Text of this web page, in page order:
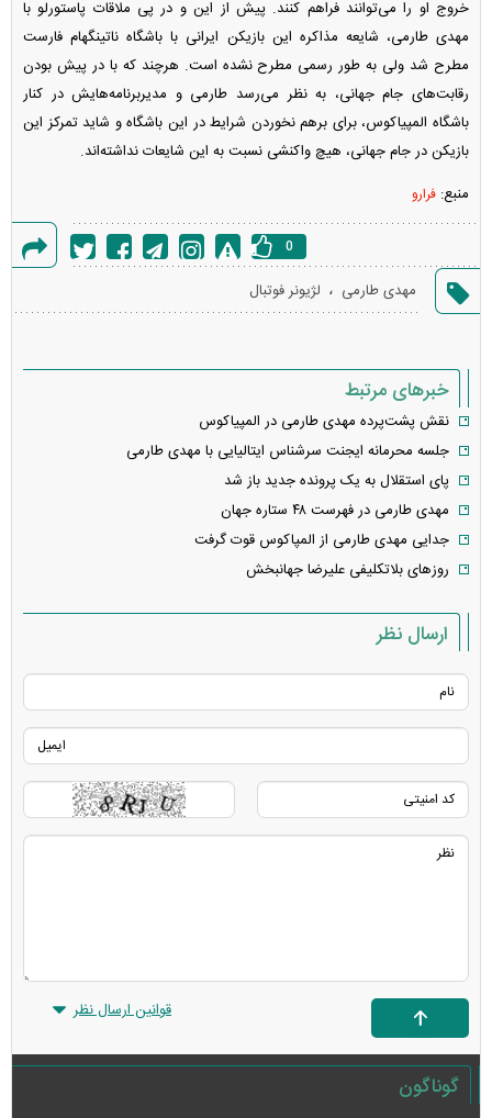
خروج او را می‌توانند فراهم کنند. پیش از این و در پی ملاقات پاستورلو با
مهدی طارمی، شایعه مذاکره این بازیکن ایرانی با باشگاه ناتینگهام فارست
مطرح شد ولی به طور رسمی مطرح نشده است. هرچند که با در پیش بودن
رقابت‌های جام جهانی، به نظر می‌رسد طارمی و مدیربرنامه‌هایش در کنار
باشگاه المپیاکوس، برای برهم نخوردن شرایط در این باشگاه و شاید تمرکز این
بازیکن در جام جهانی، هیچ واکنشی نسبت به این شایعات نداشته‌اند.
منبع: فرارو
خطا
0
مهدی طارمی ، لژیونر فوتبال
خبرهای مرتبط
نقش پشت‌پرده مهدی طارمی در المپیاکوس
جلسه محرمانه ایجنت سرشناس ایتالیایی با مهدی طارمی
پای استقلال به یک پرونده جدید باز شد
مهدی طارمی در فهرست ۴۸ ستاره جهان
جدایی مهدی طارمی از المپاکوس قوت گرفت
روزهای بلاتکلیفی علیرضا جهانبخش
ارسال نظر
قوانین ارسال نظر
گوناگون